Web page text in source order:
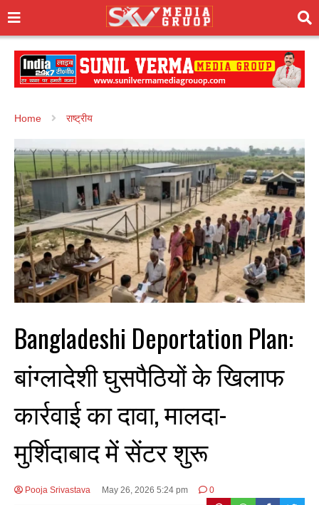
Home राष्ट्रीय
Bangladeshi Deportation Plan:
बांग्लादेशी घुसपैठियों के खिलाफ
कार्रवाई का दावा, मालदा-
मुर्शिदाबाद में सेंटर शुरू
Pooja Srivastava May 26, 2026 5:24 pm 0